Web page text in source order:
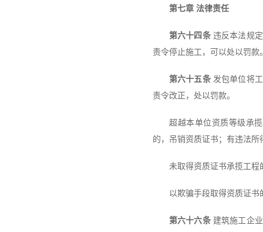
第七章 法律责任
第六十四条违反本法规
责令停止施工，可以处以罚款
第六十五条发包单位将
责令改正，处以罚款。
超越本单位资质等级承
的，吊销资质证书；有违法所
未取得资质证书承揽工
以欺骗手段取得资质证
第六十六条建筑施工企